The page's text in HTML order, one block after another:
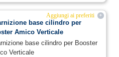
+
Aggiungi ai preferiti
base cilindro per
Amico Verticale
base cilindro per Booster
Verticale